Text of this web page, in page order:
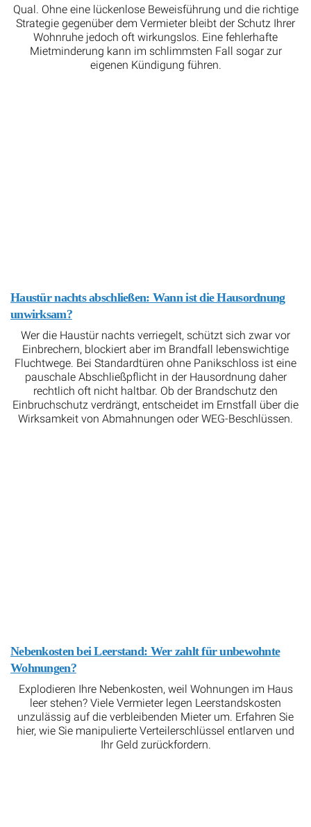
Strategie gegenüber dem Vermieter bleibt der Schutz Ihrer
Wohnruhe jedoch oft wirkungslos. Eine fehlerhafte
Mietminderung kann im schlimmsten Fall sogar zur
eigenen Kündigung führen.
Haustür nachts abschließen: Wann ist die Hausordnung
unwirksam?
Wer die Haustür nachts verriegelt, schützt sich zwar vor
Einbrechern, blockiert aber im Brandfall lebenswichtige
Fluchtwege. Bei Standardtüren ohne Panikschloss ist eine
pauschale Abschließpflicht in der Hausordnung daher
rechtlich oft nicht haltbar. Ob der Brandschutz den
Einbruchschutz verdrängt, entscheidet im Ernstfall über die
Wirksamkeit von Abmahnungen oder WEG-Beschlüssen.
Nebenkosten bei Leerstand: Wer zahlt für unbewohnte
Wohnungen?
Explodieren Ihre Nebenkosten, weil Wohnungen im Haus
leer stehen? Viele Vermieter legen Leerstandskosten
unzulässig auf die verbleibenden Mieter um. Erfahren Sie
hier, wie Sie manipulierte Verteilerschlüssel entlarven und
Ihr Geld zurückfordern.